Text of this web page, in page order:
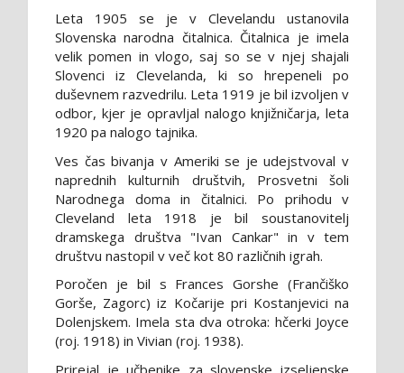
Leta 1905 se je v Clevelandu ustanovila
Slovenska narodna čitalnica. Čitalnica je imela
velik pomen in vlogo, saj so se v njej shajali
Slovenci iz Clevelanda, ki so hrepeneli po
duševnem razvedrilu. Leta 1919 je bil izvoljen v
odbor, kjer je opravljal nalogo knjižničarja, leta
1920 pa nalogo tajnika.
Ves čas bivanja v Ameriki se je udejstvoval v
naprednih kulturnih društvih, Prosvetni šoli
Narodnega doma in čitalnici. Po prihodu v
Cleveland leta 1918 je bil soustanovitelj
dramskega društva "Ivan Cankar" in v tem
društvu nastopil v več kot 80 različnih igrah.
Poročen je bil s Frances Gorshe (Frančiško
Gorše, Zagorc) iz Kočarije pri Kostanjevici na
Dolenjskem. Imela sta dva otroka: hčerki Joyce
(roj. 1918) in Vivian (roj. 1938).
Prirejal je učbenike za slovenske izseljenske